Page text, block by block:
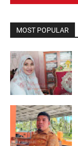
MOST POPULAR